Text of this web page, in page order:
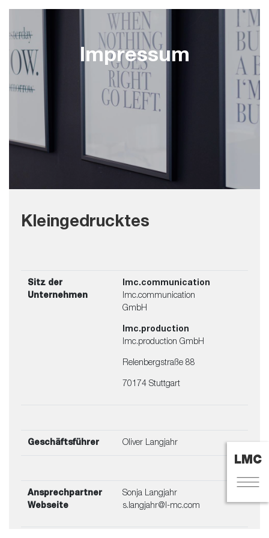
Impressum
Kleingedrucktes
Sitz der
Unternehmen
lmc.communication
lmc.communication
GmbH
lmc.production
lmc.production GmbH
Relenbergstraße 88
70174 Stuttgart
Geschäftsführer Oliver Langjahr
Ansprechpartner
Webseite
Sonja Langjahr
s.langjahr@l-mc.com